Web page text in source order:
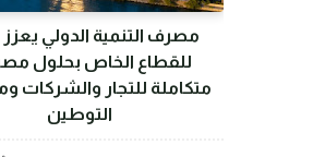
مصرف التنمية الدولي
للقطاع الخاص بحلول
متكاملة للتجار والشركات
التوطين